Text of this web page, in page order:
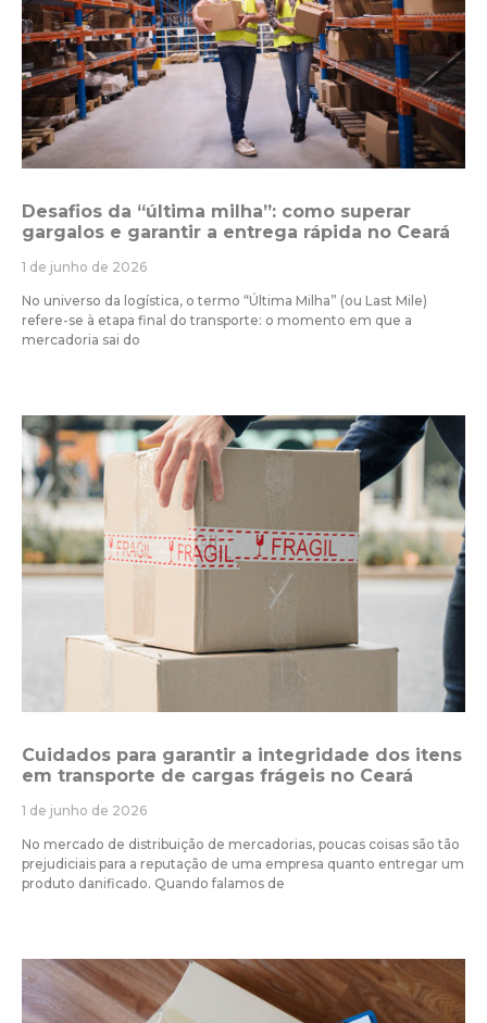
Desafios da “última milha”: como superar
gargalos e garantir a entrega rápida no Ceará
1 de junho de 2026
No universo da logística, o termo “Última Milha” (ou Last Mile)
refere-se à etapa final do transporte: o momento em que a
mercadoria sai do
Cuidados para garantir a integridade dos itens
em transporte de cargas frágeis no Ceará
1 de junho de 2026
No mercado de distribuição de mercadorias, poucas coisas são tão
prejudiciais para a reputação de uma empresa quanto entregar um
produto danificado. Quando falamos de